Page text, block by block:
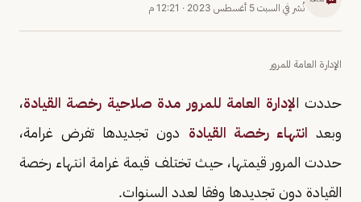
نُشر في السبت 5 أغسطس 2023 · 12:21 م
الإدارة العامة للمرور
حددت الإدارة العامة للمرور مدة صلاحية رخصة القيادة،
وبعد انتهاء رخصة القيادة دون تجديدها تفرض غرامة،
حددت المرور قيمتها، حيث تختلف قيمة غرامة انتهاء رخصة
القيادة دون تجديدها وفقا لعدد السنوات.